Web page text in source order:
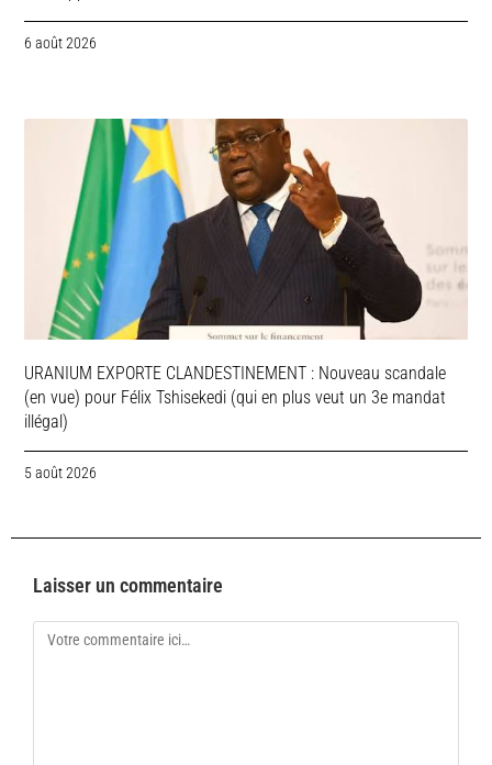
6 août 2026
URANIUM EXPORTE CLANDESTINEMENT : Nouveau scandale
(en vue) pour Félix Tshisekedi (qui en plus veut un 3e mandat
illégal)
5 août 2026
Laisser un commentaire